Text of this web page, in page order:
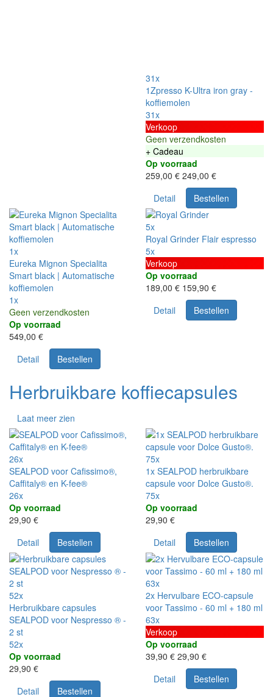
31x
1Zpresso K-Ultra iron gray -
koffiemolen
31x
Verkoop
Geen verzendkosten
+ Cadeau
Op voorraad
259,00 € 249,00 €
Detail
Bestellen
1x
Eureka Mignon Specialita
Smart black | Automatische
koffiemolen
1x
Geen verzendkosten
Op voorraad
549,00 €
Detail
Bestellen
5x
Royal Grinder Flair espresso
5x
Verkoop
Op voorraad
189,00 € 159,90 €
Detail
Bestellen
Herbruikbare koffiecapsules
Laat meer zien
26x
SEALPOD voor Cafissimo®,
Caffitaly® en K-fee®
26x
Op voorraad
29,90 €
Detail
Bestellen
75x
1x SEALPOD herbruikbare
capsule voor Dolce Gusto®.
75x
Op voorraad
29,90 €
Detail
Bestellen
52x
Herbruikbare capsules
SEALPOD voor Nespresso ® -
2 st
52x
Op voorraad
29,90 €
Detail
Bestellen
63x
2x Hervulbare ECO-capsule
voor Tassimo - 60 ml + 180 ml
63x
Verkoop
Op voorraad
39,90 € 29,90 €
Detail
Bestellen